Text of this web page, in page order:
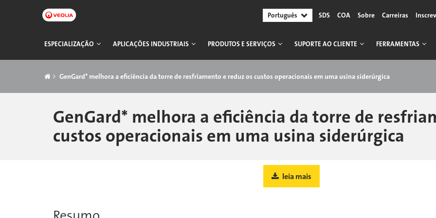
Português SDS COA Sobre Carreiras
Navegação
principal
ESPECIALIZAÇÃO APLICAÇÕES INDUSTRIAIS PRODUTOS E SERVIÇOS SUPORTE AO CLIENTE FERRAMENTAS
GenGard* melhora a eficiência da torre de resfriamento e reduz os custos operacionais em uma usina siderúrgica
GenGard* melhora a eficiência da torre de
custos operacionais em uma usina siderúrgica
leia mais